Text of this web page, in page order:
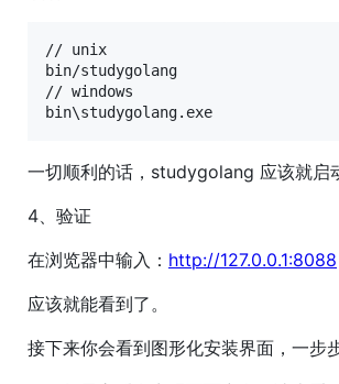
// unix
bin/studygolang
// windows
bin\studygolang.exe
一切顺利的话，studygolang 应该就启
4、验证
在浏览器中输入： http://127.0.0.1:8088
应该就能看到了。
接下来你会看到图形化安装界面，一步